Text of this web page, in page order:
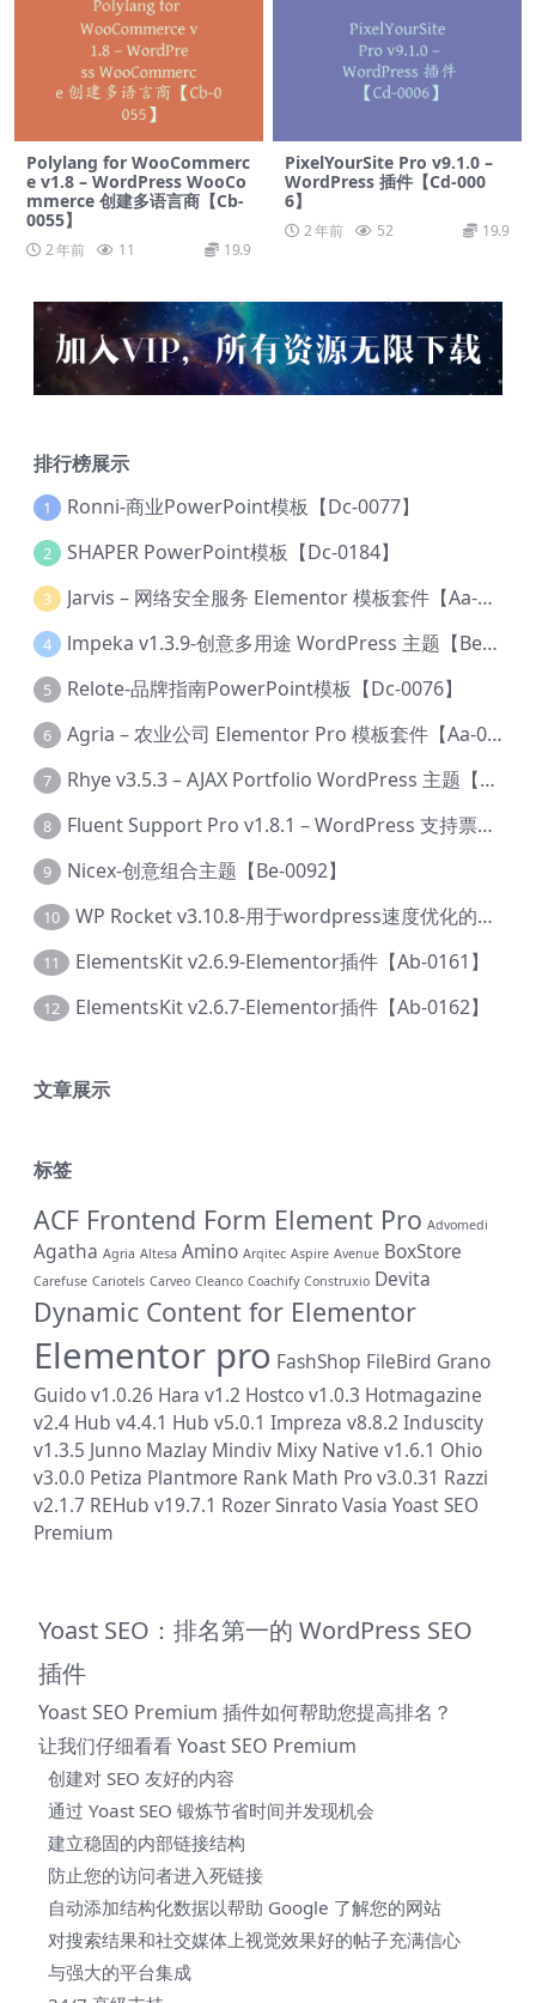
Polylang for WooCommerc
e v1.8 – WordPress WooCo
mmerce 创建多语言商【Cb-
0055】
2 年前 11 19.9
PixelYourSite Pro v9.1.0 –
WordPress 插件【Cd-000
6】
2 年前 52 19.9
排行榜展示
1 Ronni-商业PowerPoint模板【Dc-0077】
2 SHAPER PowerPoint模板【Dc-0184】
3 Jarvis – 网络安全服务 Elementor 模板套件【Aa-0035】
4 lmpeka v1.3.9-创意多用途 WordPress 主题【Be-0064】
5 Relote-品牌指南PowerPoint模板【Dc-0076】
6 Agria – 农业公司 Elementor Pro 模板套件【Aa-0003】
7 Rhye v3.5.3 – AJAX Portfolio WordPress 主题【Bi-0049】
8 Fluent Support Pro v1.8.1 – WordPress 支持票务系统【Cc-0041】
9 Nicex-创意组合主题【Be-0092】
10 WP Rocket v3.10.8-用于wordpress速度优化的缓存加速插件【Cd-0019】
11 ElementsKit v2.6.9-Elementor插件【Ab-0161】
12 ElementsKit v2.6.7-Elementor插件【Ab-0162】
文章展示
标签
ACF Frontend Form Element Pro Advomedi
Agatha Agria Altesa Amino Arqitec Aspire Avenue BoxStore
Carefuse Cariotels Carveo Cleanco Coachify Construxio Devita
Dynamic Content for Elementor
Elementor pro FashShop FileBird Grano
Guido v1.0.26 Hara v1.2 Hostco v1.0.3 Hotmagazine
v2.4 Hub v4.4.1 Hub v5.0.1 Impreza v8.8.2 Induscity
v1.3.5 Junno Mazlay Mindiv Mixy Native v1.6.1 Ohio
v3.0.0 Petiza Plantmore Rank Math Pro v3.0.31 Razzi
v2.1.7 REHub v19.7.1 RozerSinratoVasia Yoast SEO
Premium
Yoast SEO：排名第一的 WordPress SEO
插件
Yoast SEO Premium 插件如何帮助您提高排名？
让我们仔细看看 Yoast SEO Premium
创建对 SEO 友好的内容
通过 Yoast SEO 锻炼节省时间并发现机会
建立稳固的内部链接结构
防止您的访问者进入死链接
自动添加结构化数据以帮助 Google 了解您的网站
对搜索结果和社交媒体上视觉效果好的帖子充满信心
与强大的平台集成